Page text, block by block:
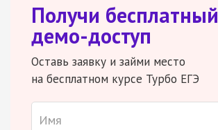
Получи бесплатный
демо-доступ
Оставь заявку и займи место
на бесплатном курсе Турбо ЕГЭ